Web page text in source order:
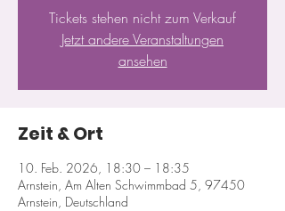
Tickets stehen nicht zum Verkauf
Jetzt andere Veranstaltungen
ansehen
Zeit & Ort
10. Feb. 2026, 18:30 – 18:35
Arnstein, Am Alten Schwimmbad 5, 97450
Arnstein, Deutschland